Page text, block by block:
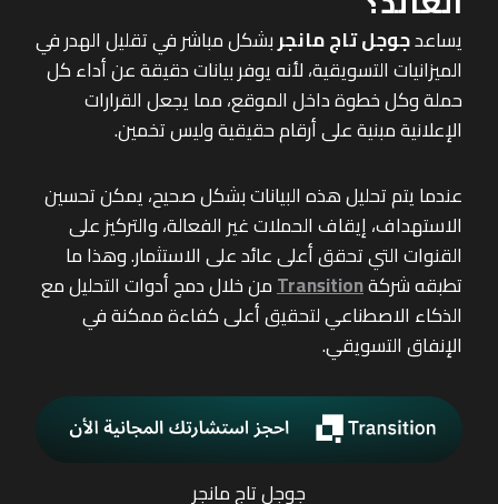
يساعدجوجل تاج مانجربشكل مباشر في تقليل الهدر في
الميزانيات التسويقية، لأنه يوفر بيانات دقيقة عن أداء كل
حملة وكل خطوة داخل الموقع، مما يجعل القرارات
الإعلانية مبنية على أرقام حقيقية وليس تخمين.
عندما يتم تحليل هذه البيانات بشكل صحيح، يمكن تحسين
الاستهداف، إيقاف الحملات غير الفعالة، والتركيز على
القنوات التي تحقق أعلى عائد على الاستثمار. وهذا ما
تطبقه شركةTransitionمن خلال دمج أدوات التحليل مع
الذكاء الاصطناعي لتحقيق أعلى كفاءة ممكنة في
الإنفاق التسويقي.
جوجل تاج مانجر